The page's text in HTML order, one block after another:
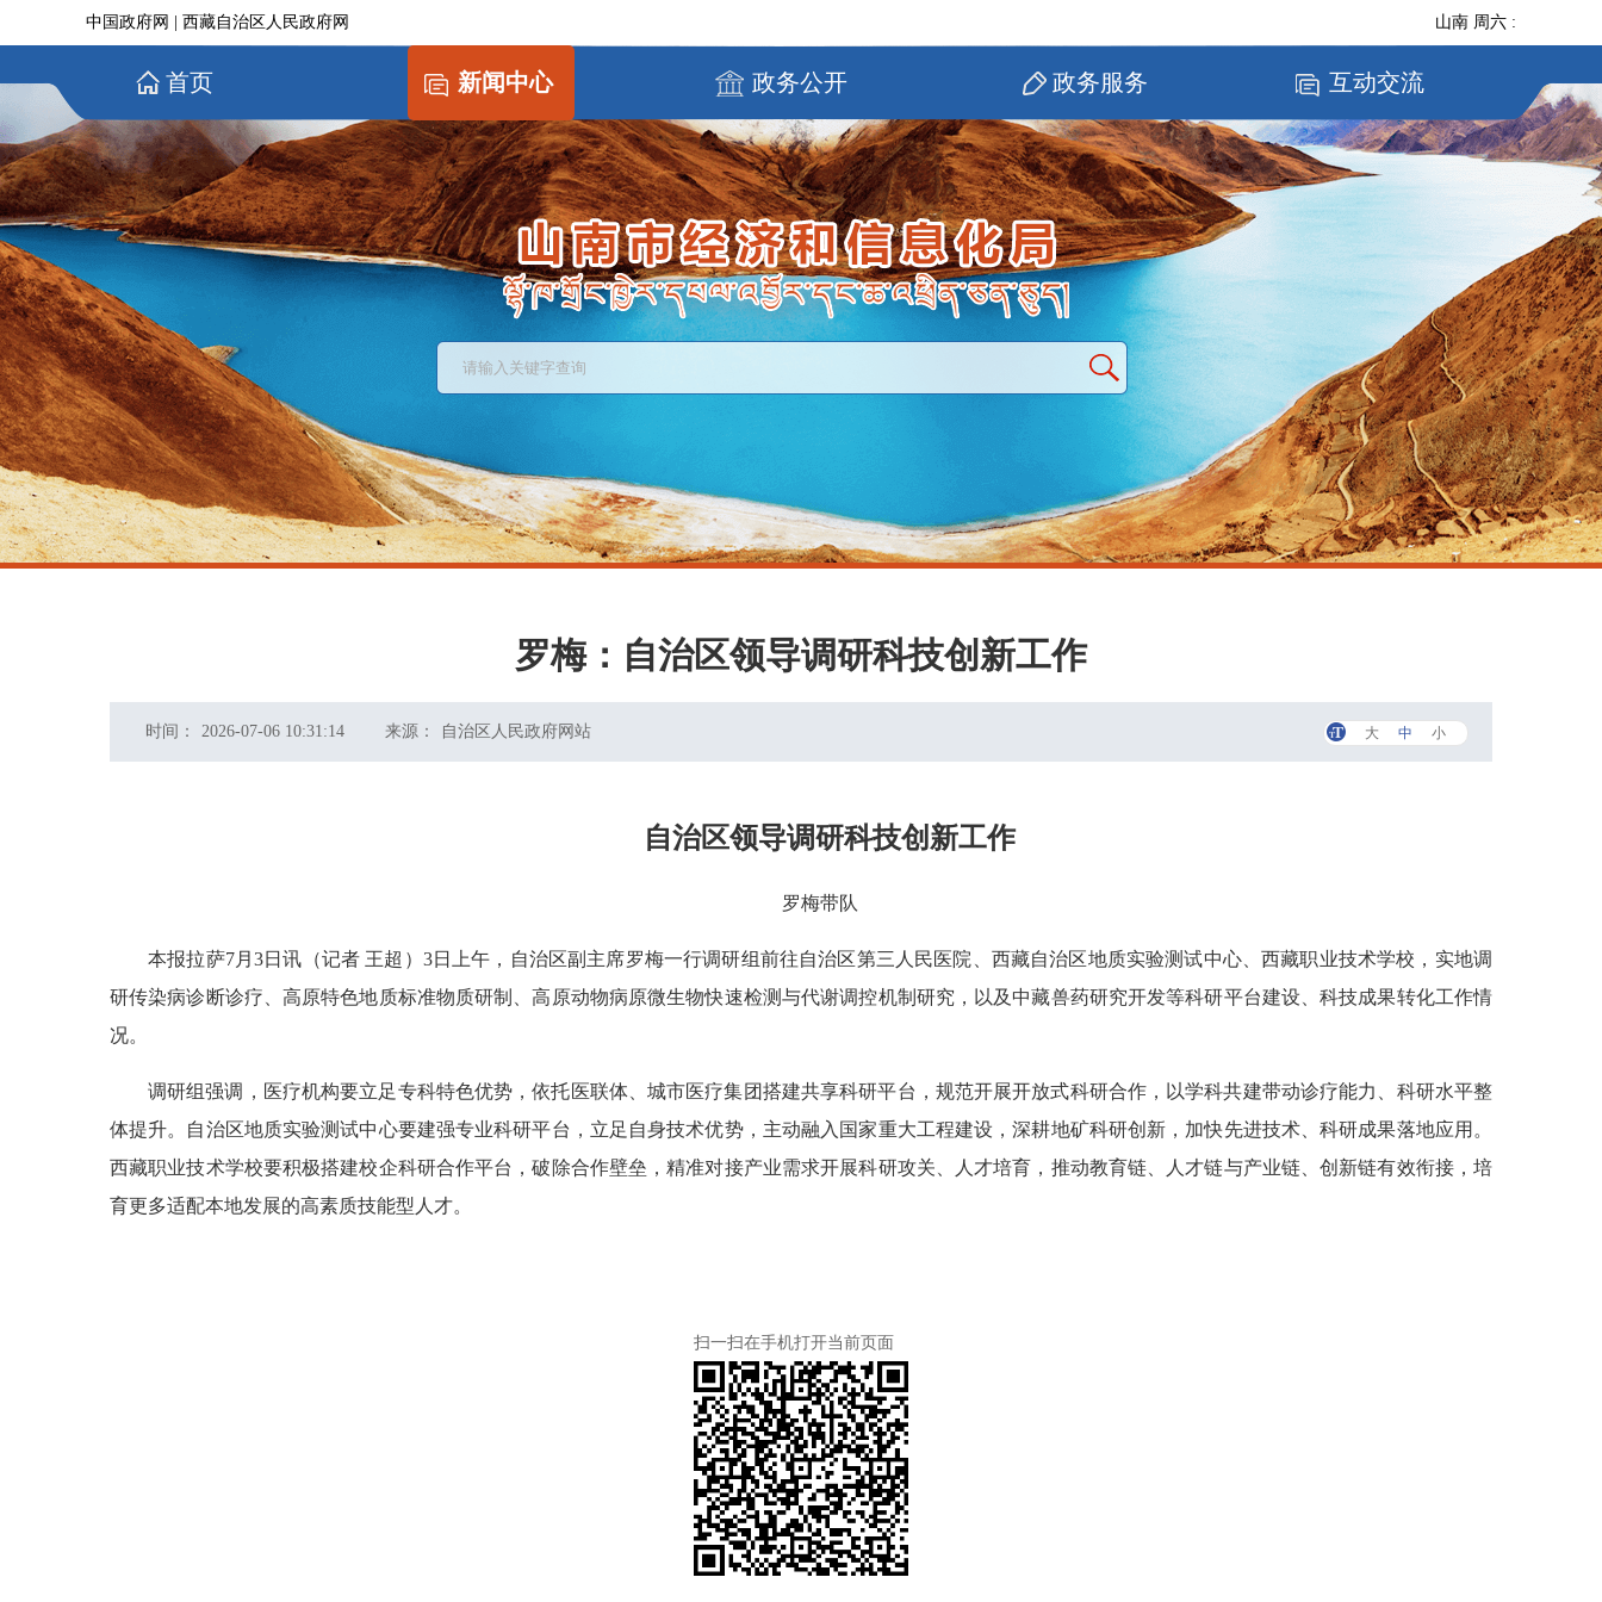
中国政府网 西藏自治区人民政府网 山南 周六 :
首页 新闻中心 政务公开 政务服务 互动交流
罗梅：自治区领导调研科技创新工作
时间： 2026-07-06 10:31:14 来源： 自治区人民政府网站 大 中 小
自治区领导调研科技创新工作
罗梅带队
本报拉萨7月3日讯（记者 王超）3日上午，自治区副主席罗梅一行调研组前往自治区第三人民医院、西藏自治区地质实验测试中心、西藏职业技术学校，实地调
研传染病诊断诊疗、高原特色地质标准物质研制、高原动物病原微生物快速检测与代谢调控机制研究，以及中藏兽药研究开发等科研平台建设、科技成果转化工作情
况。
调研组强调，医疗机构要立足专科特色优势，依托医联体、城市医疗集团搭建共享科研平台，规范开展开放式科研合作，以学科共建带动诊疗能力、科研水平整
体提升。自治区地质实验测试中心要建强专业科研平台，立足自身技术优势，主动融入国家重大工程建设，深耕地矿科研创新，加快先进技术、科研成果落地应用。
西藏职业技术学校要积极搭建校企科研合作平台，破除合作壁垒，精准对接产业需求开展科研攻关、人才培育，推动教育链、人才链与产业链、创新链有效衔接，培
育更多适配本地发展的高素质技能型人才。
扫一扫在手机打开当前页面